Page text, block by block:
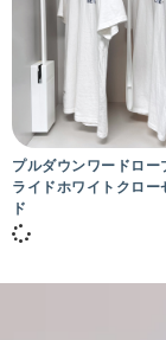
プルダウンワードロー
ライドホワイトクロー
ド